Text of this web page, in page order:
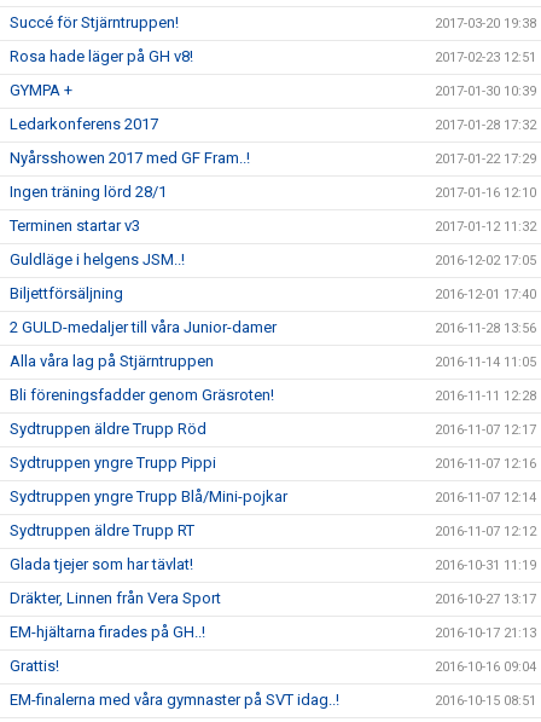
Succé för Stjärntruppen! 2017-03-20 19:38
Rosa hade läger på GH v8! 2017-02-23 12:51
GYMPA + 2017-01-30 10:39
Ledarkonferens 2017 2017-01-28 17:32
Nyårsshowen 2017 med GF Fram..! 2017-01-22 17:29
Ingen träning lörd 28/1 2017-01-16 12:10
Terminen startar v3 2017-01-12 11:32
Guldläge i helgens JSM..! 2016-12-02 17:05
Biljettförsäljning 2016-12-01 17:40
2 GULD-medaljer till våra Junior-damer 2016-11-28 13:56
Alla våra lag på Stjärntruppen 2016-11-14 11:05
Bli föreningsfadder genom Gräsroten! 2016-11-11 12:28
Sydtruppen äldre Trupp Röd 2016-11-07 12:17
Sydtruppen yngre Trupp Pippi 2016-11-07 12:16
Sydtruppen yngre Trupp Blå/Mini-pojkar 2016-11-07 12:14
Sydtruppen äldre Trupp RT 2016-11-07 12:12
Glada tjejer som har tävlat! 2016-10-31 11:19
Dräkter, Linnen från Vera Sport 2016-10-27 13:17
EM-hjältarna firades på GH..! 2016-10-17 21:13
Grattis! 2016-10-16 09:04
EM-finalerna med våra gymnaster på SVT idag..! 2016-10-15 08:51